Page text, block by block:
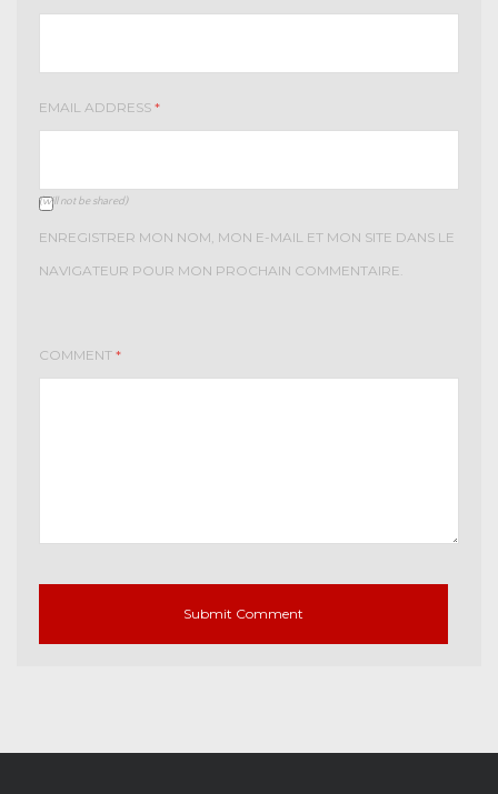
EMAIL ADDRESS *
(will not be shared)
ENREGISTRER MON NOM, MON E-MAIL ET MON SITE DANS LE
NAVIGATEUR POUR MON PROCHAIN COMMENTAIRE.
COMMENT *